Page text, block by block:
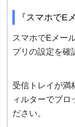
『スマホでE
スマホでEメー
プリの設定を確
受信トレイが満
ィルターでブロ
ださい。